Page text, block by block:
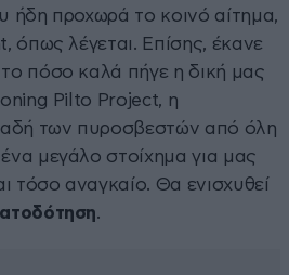
ήδη προχωρά το κοινό αίτημα,
λέγεται. Επίσης, έκανε
το πόσο καλά πήγε η δική μας
Pilto Project, η
των πυροσβεστών από όλη
μεγάλο στοίχημα για μας
τόσο αναγκαίο. Θα ενισχυθεί
.